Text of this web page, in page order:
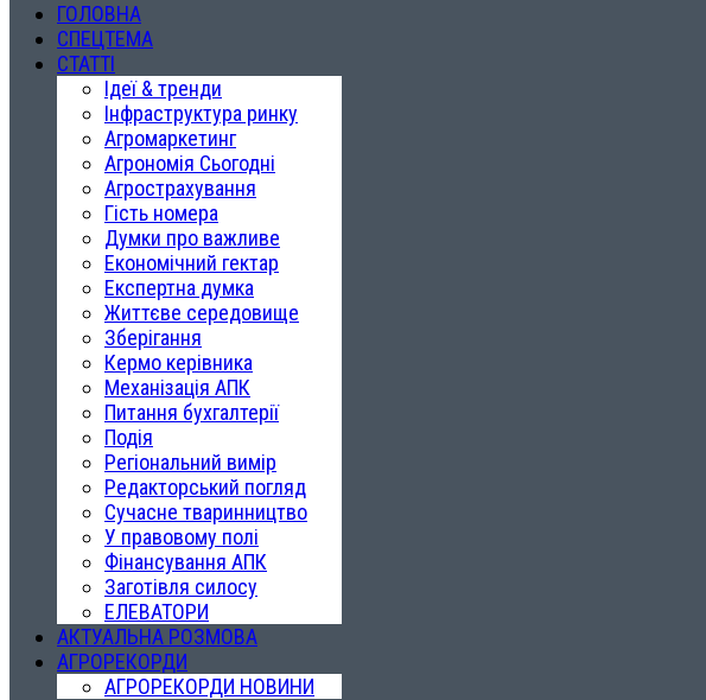
ГОЛОВНА
СПЕЦТЕМА
СТАТТІ
Ідеї & тренди
Інфраструктура ринку
Агромаркетинг
Агрономія Сьогодні
Агрострахування
Гість номера
Думки про важливе
Економічний гектар
Експертна думка
Життєве середовище
Зберігання
Кермо керівника
Механізація АПК
Питання бухгалтерії
Подія
Регіональний вимір
Редакторський погляд
Сучасне тваринництво
У правовому полі
Фінансування АПК
Заготівля силосу
ЕЛЕВАТОРИ
АКТУАЛЬНА РОЗМОВА
АГРОРЕКОРДИ
АГРОРЕКОРДИ НОВИНИ